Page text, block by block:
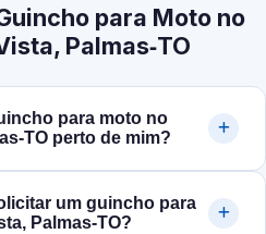
para Moto no
Palmas‑TO
para moto no
perto de mim?
um guincho para
Palmas‑TO?